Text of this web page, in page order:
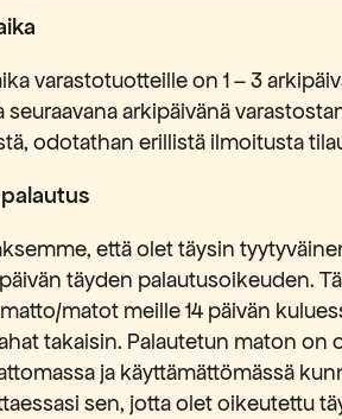
varastotuotteille on 1 – 3
seuraavana arkipäivänä
odotathan erillistä ilmoitusta
että olet täysin
täyden palautusoikeuden.
matot meille 14 päivän
takaisin. Palautetun maton on
ja käyttämättömässä
sen, jotta olet oikeutettu